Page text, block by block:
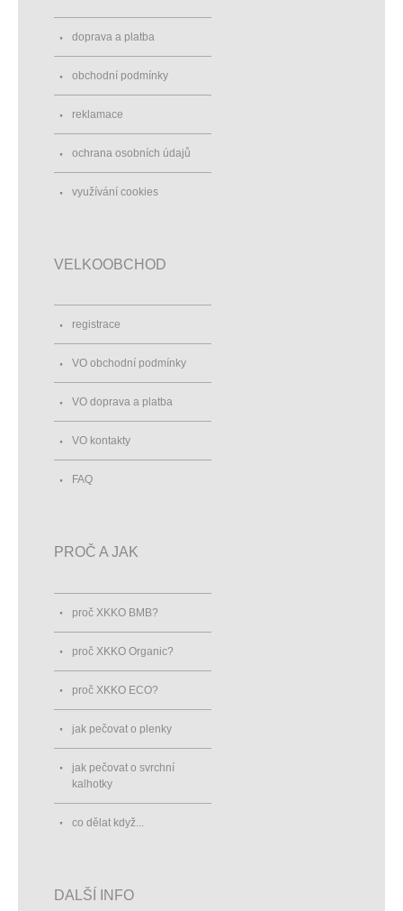
doprava a platba
obchodní podmínky
reklamace
ochrana osobních údajů
využívání cookies
VELKOOBCHOD
registrace
VO obchodní podmínky
VO doprava a platba
VO kontakty
FAQ
PROČ A JAK
proč XKKO BMB?
proč XKKO Organic?
proč XKKO ECO?
jak pečovat o plenky
jak pečovat o svrchní
kalhotky
co dělat když...
DALŠÍ INFO